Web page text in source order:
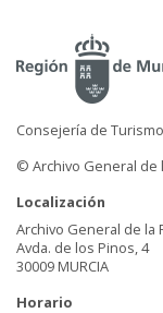
Consejería de
© Archivo General de
Localización
Archivo General de la
Avda. de los Pinos, 4
30009 MURCIA
Horario